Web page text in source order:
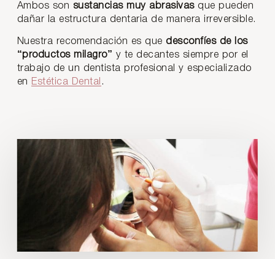
Ambos son sustancias muy abrasivasque pueden
dañar la estructura dentaria de manera irreversible.
Nuestra recomendación es que desconfíes de los
“productos milagro” y te decantes siempre por el
trabajo de un dentista profesional y especializado
en Estética Dental .